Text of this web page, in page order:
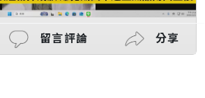
留言評論 分享